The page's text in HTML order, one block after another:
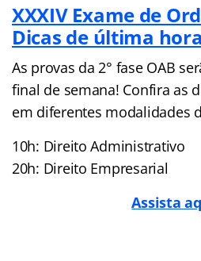
XXXIV Exame de
Dicas de última hora
As provas da 2° fase OAB
final de semana! Confira as
em diferentes modalidades
10h: Direito Administrativo
20h: Direito Empresarial
Assista